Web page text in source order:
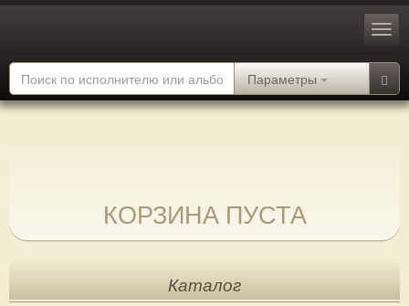
Параметры
КОРЗИНА ПУСТА
Каталог